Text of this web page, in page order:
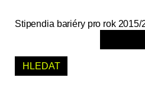
Stipendia bariéry pro rok 2015/